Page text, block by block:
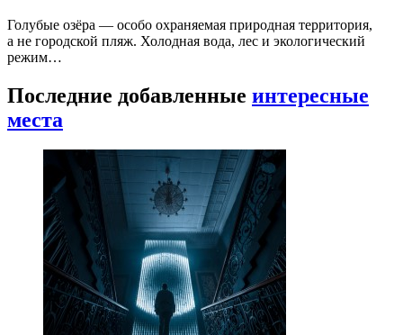
Голубые озёра — особо охраняемая природная территория,
а не городской пляж. Холодная вода, лес и экологический
режим…
Последние добавленные интересные
места